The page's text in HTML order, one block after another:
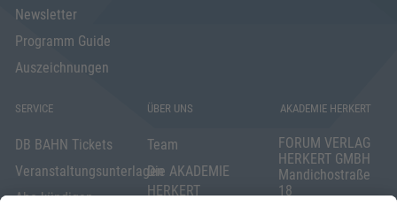
Newsletter
Programm Guide
Auszeichnungen
SERVICE
DB BAHN Tickets
Veranstaltungsunterlagen
Abo kündigen
ÜBER UNS
Team
Die AKADEMIE
HERKERT
AKADEMIE HERKERT
FORUM VERLAG
HERKERT GMBH
Mandichostraße
18